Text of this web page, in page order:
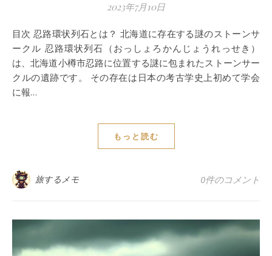
2023年7月10日
目次 忍路環状列石とは？ 北海道に存在する謎のストーンサ
ークル 忍路環状列石（おっしょろかんじょうれっせき）
は、北海道小樽市忍路に位置する謎に包まれたストーンサー
クルの遺跡です。 その存在は日本の考古学史上初めて学会
に報…
もっと読む
旅するメモ 0件のコメント